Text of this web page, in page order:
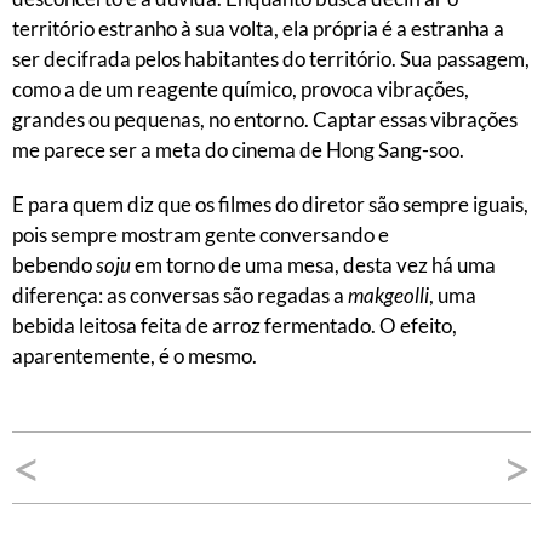
território estranho à sua volta, ela própria é a estranha a
ser decifrada pelos habitantes do território. Sua passagem,
como a de um reagente químico, provoca vibrações,
grandes ou pequenas, no entorno. Captar essas vibrações
me parece ser a meta do cinema de Hong Sang-soo.
E para quem diz que os filmes do diretor são sempre iguais,
pois sempre mostram gente conversando e
bebendosojuem torno de uma mesa, desta vez há uma
diferença: as conversas são regadas amakgeolli, uma
bebida leitosa feita de arroz fermentado. O efeito,
aparentemente, é o mesmo.
Navegação
de
< >